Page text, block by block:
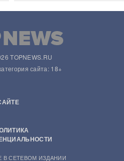
TOPNEWS.RU
сайта: 18+
В СЕТЕВОМ ИЗДАНИИ